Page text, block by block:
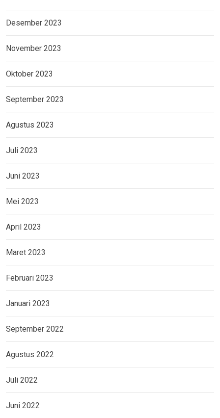
Desember 2023
November 2023
Oktober 2023
September 2023
Agustus 2023
Juli 2023
Juni 2023
Mei 2023
April 2023
Maret 2023
Februari 2023
Januari 2023
September 2022
Agustus 2022
Juli 2022
Juni 2022